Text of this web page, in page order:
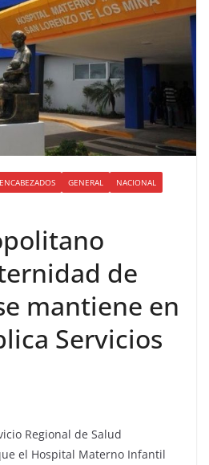
ENCABEZADOS GENERAL
NACIONAL
de
mantiene en
Servicios
Regional de Salud
el Hospital Materno Infantil